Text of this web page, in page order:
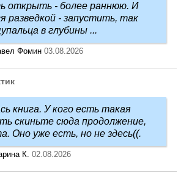
открыть - более раннюю. И
разведкой - запустить, так
в глубины ...
Фомин 03.08.2026
книга. У кого есть такая
скиньте сюда продолжение,
Оно уже есть, но не здесь((.
К. 02.08.2026